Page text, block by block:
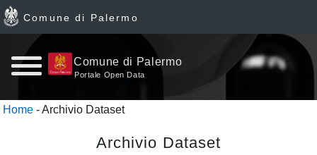
Home
Comune di Palermo
Comune di Palermo
Portale Open Data
Home - Archivio Dataset
Archivio Dataset